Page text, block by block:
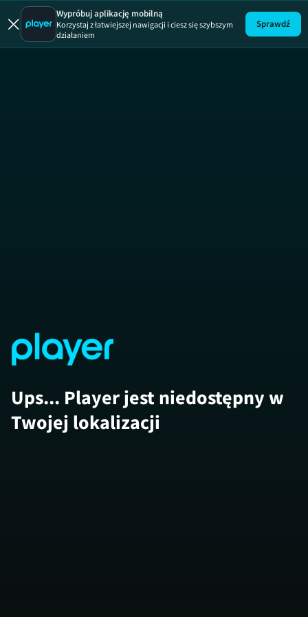
Uwaga!
Wypróbuj aplikację mobilną
Korzystaj z łatwiejszej nawigacji i ciesz się szybszym
działaniem
Sprawdź
Ups... Player jest niedostępny w
Twojej lokalizacji